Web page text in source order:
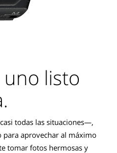
listo
todas las situaciones—,
para aprovechar al máximo
tomar fotos hermosas y